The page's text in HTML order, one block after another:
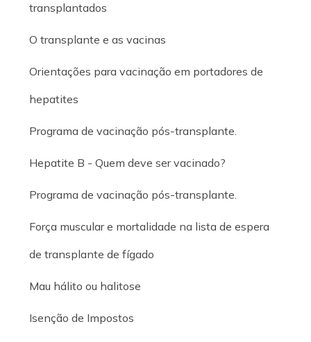
transplantados
O transplante e as vacinas
Orientações para vacinação em portadores de
hepatites
Programa de vacinação pós-transplante.
Hepatite B - Quem deve ser vacinado?
Programa de vacinação pós-transplante.
Força muscular e mortalidade na lista de espera
de transplante de fígado
Mau hálito ou halitose
Isenção de Impostos